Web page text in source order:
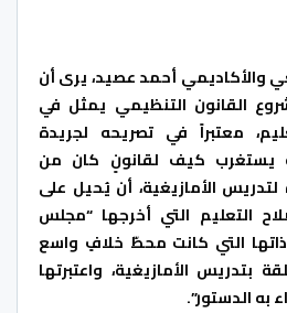
والأكاديمي أحمد عصيد، يرى أن
القانون التنظيمي يمثل في
معتبراً في تصريحه لجريدة
يستغرب كيف لقانونٍ كان من
الأمازيغية، أن يُحيل على
التعليم التي أخرجها “مجلس
التي كانت محطّ خلافٍ واسع
بتدريس الأمازيغية، واعتبرتها
به الدستور”.